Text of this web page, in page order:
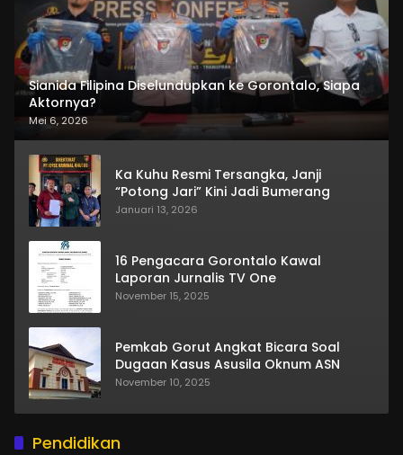
Sianida Filipina Diselundupkan ke Gorontalo, Siapa
Aktornya?
Mei 6, 2026
Ka Kuhu Resmi Tersangka, Janji
“Potong Jari” Kini Jadi Bumerang
Januari 13, 2026
16 Pengacara Gorontalo Kawal
Laporan Jurnalis TV One
November 15, 2025
Pemkab Gorut Angkat Bicara Soal
Dugaan Kasus Asusila Oknum ASN
November 10, 2025
Pendidikan